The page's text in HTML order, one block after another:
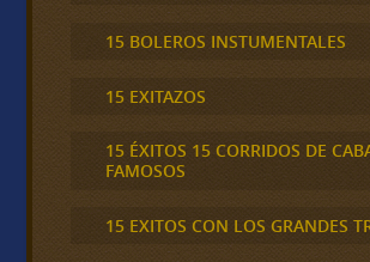
15 BOLEROS INSTUMENTALES
15 EXITAZOS
15 ÉXITOS 15 CORRIDOS DE
FAMOSOS
15 EXITOS CON LOS GRANDES